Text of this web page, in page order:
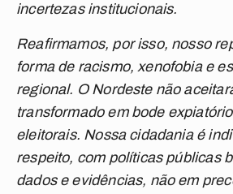
incertezas institucionais.
Reafirmamos, por isso, nosso
forma de racismo, xenofobia e
regional. O Nordeste não
transformado em bode
eleitorais. Nossa cidadania é
respeito, com políticas públicas
dados e evidências, não em